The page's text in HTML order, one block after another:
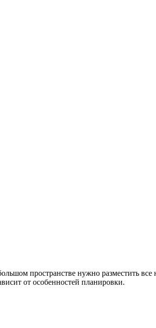
пространстве нужно разместить все
от особенностей планировки.